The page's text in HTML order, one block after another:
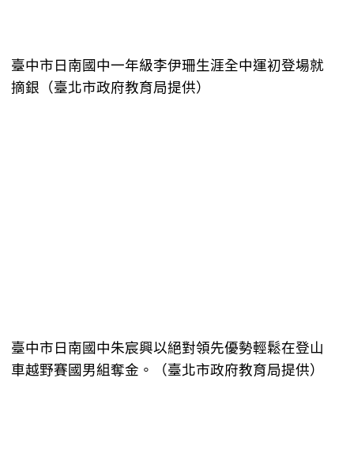
臺中市日南國中一年級李伊珊生涯全中運初登場就
摘銀（臺北市政府教育局提供）
臺中市日南國中朱宸興以絕對領先優勢輕鬆在登山
車越野賽國男組奪金。（臺北市政府教育局提供）